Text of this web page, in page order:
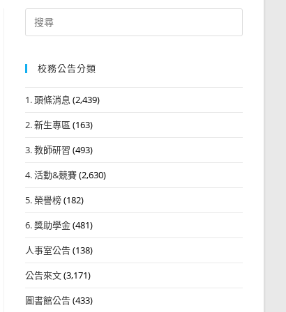
Search
for:
校務公告分類
1. 頭條消息 (2,439)
2. 新生專區 (163)
3. 教師研習 (493)
4. 活動&競賽(2,630)
5. 榮譽榜(182)
6. 獎助學金(481)
人事室公告(138)
公告來文(3,171)
圖書館公告(433)